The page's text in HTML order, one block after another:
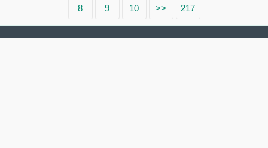
8 9 10 >> 217